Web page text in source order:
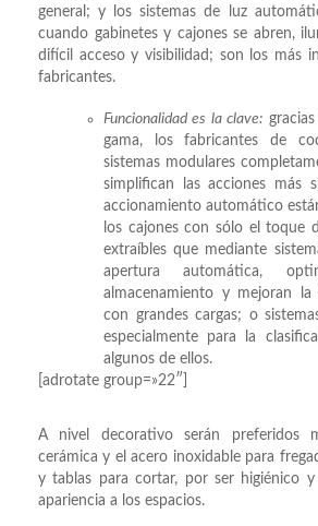
general; y los sistemas de luz
cuando gabinetes y cajones se abren,
difícil acceso y visibilidad; son los más
fabricantes.
Funcionalidad es la clave:
gama, los fabricantes de
sistemas modulares
simplifican las acciones más
accionamiento automático
los cajones con sólo el toque
extraíbles que mediante
apertura automática,
almacenamiento y mejoran la
con grandes cargas; o
especialmente para la
algunos de ellos.
[adrotate group=»22″]
A nivel decorativo serán preferidos
cerámica y el acero inoxidable para
y tablas para cortar, por ser higiénico
apariencia a los espacios.